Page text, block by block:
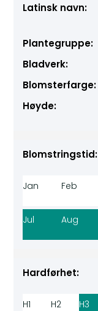
Latinsk navn:
Plantegruppe:
Bladverk:
Blomsterfarge:
Høyde:
Blomstringstid:
Jan Feb
Jul Aug
Hardførhet:
H1 H2 H3